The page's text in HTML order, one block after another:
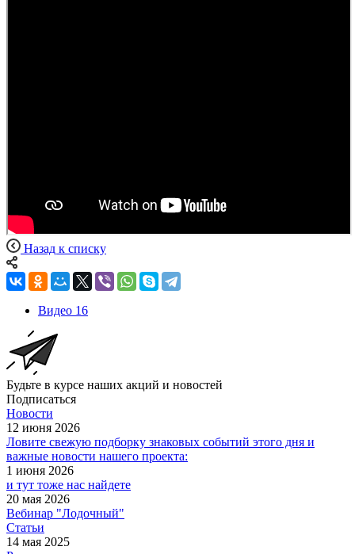
Назад к списку
Видео 16
Будьте в курсе наших акций и новостей
Подписаться
Новости
12 июня 2026
Ловите свежую подборку знаковых событий этого дня и
важные новости нашего проекта:
1 июня 2026
и тут тоже нас найдете
20 мая 2026
Вебинар "Лодочный"
Статьи
14 мая 2025